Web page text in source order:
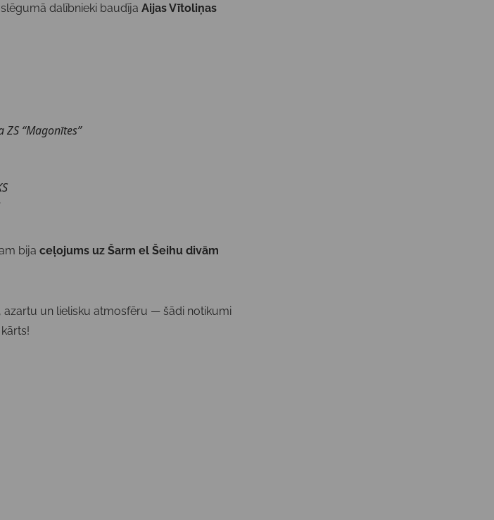
dalībnieki baudījaAijas Vītoliņas
ZS “Magonītes”
bijaceļojums uz Šarm el Šeihu divām
azartu un lielisku atmosfēru — šādi notikumi